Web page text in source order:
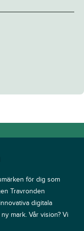
för dig som
Travronden
digitala
mark. Vår vision? Vi